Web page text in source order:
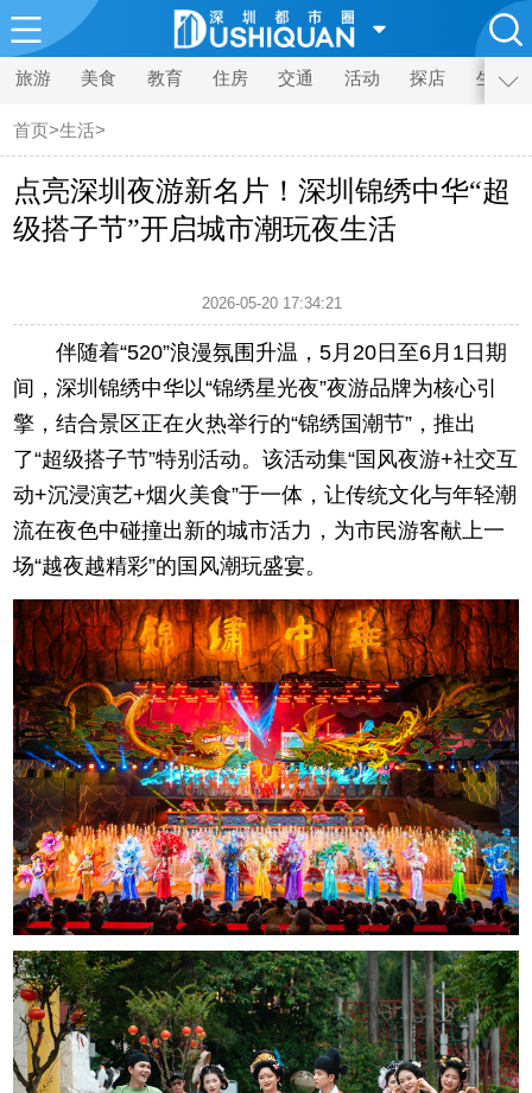
旅游 美食 教育 住房 交通 活动 探店 生活
首页>生活>
点亮深圳夜游新名片！深圳锦绣中华“超
级搭子节”开启城市潮玩夜生活
2026-05-20 17:34:21
伴随着“520”浪漫氛围升温，5月20日至6月1日期
间，深圳锦绣中华以“锦绣星光夜”夜游品牌为核心引
擎，结合景区正在火热举行的“锦绣国潮节”，推出
了“超级搭子节”特别活动。该活动集“国风夜游+社交互
动+沉浸演艺+烟火美食”于一体，让传统文化与年轻潮
流在夜色中碰撞出新的城市活力，为市民游客献上一
场“越夜越精彩”的国风潮玩盛宴。